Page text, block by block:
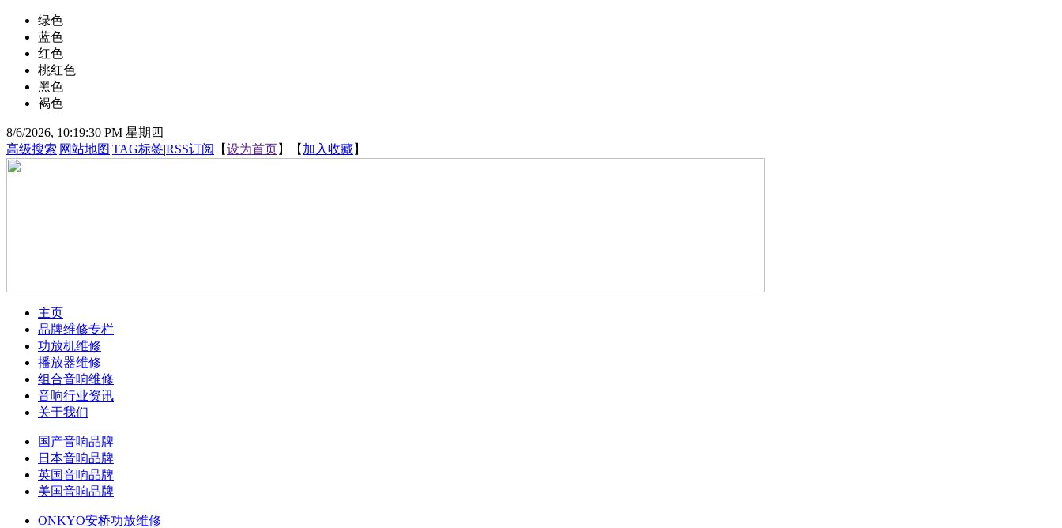
绿色
蓝色
红色
桃红色
黑色
褐色
8/6/2026, 10:19:31 PM 星期四
高级搜索|网站地图|TAG标签|RSS订阅 【设为首页】【 加入收藏】
主页
品牌维修专栏
功放机维修
播放器维修
组合音响维修
音响行业资讯
关于我们
国产音响品牌
日本音响品牌
英国音响品牌
美国音响品牌
ONKYO安桥功放维修